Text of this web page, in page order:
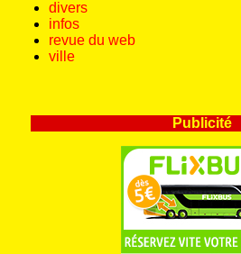
divers
infos
revue du web
ville